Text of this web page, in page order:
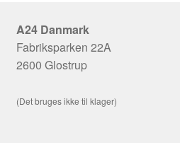
A24 Danmark
Fabriksparken 22A
2600 Glostrup
(Det bruges ikke til klager)